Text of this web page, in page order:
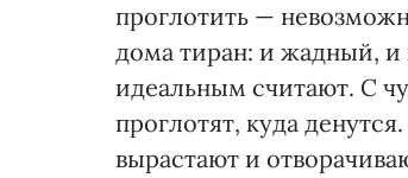
проглотить —
дома тиран: и жадный, и
идеальным считают. С
проглотят, куда
вырастают и